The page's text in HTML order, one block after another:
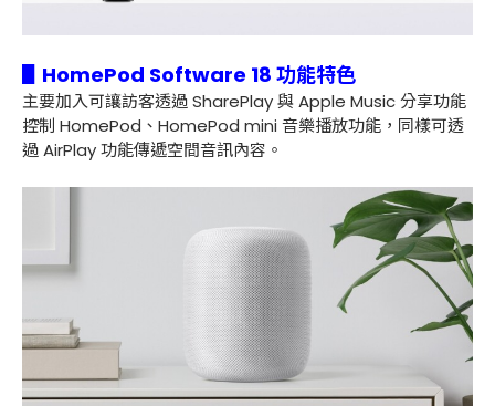
▋HomePod Software 18 功能特色
主要加入可讓訪客透過 SharePlay 與 Apple Music 分享功能
控制 HomePod、HomePod mini 音樂播放功能，同樣可透
過 AirPlay 功能傳遞空間音訊內容。